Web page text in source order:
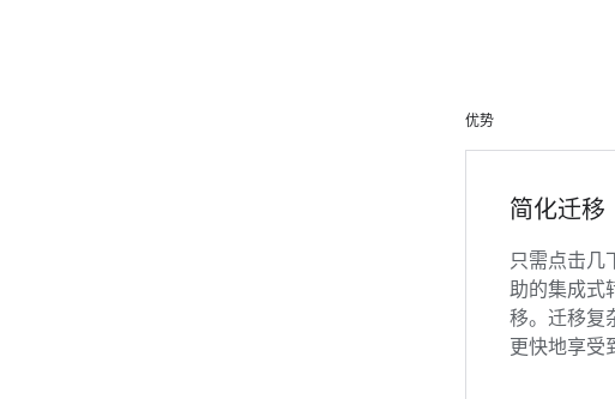
优势
简化迁移
只需点击几
助的集成式
移。迁移复
更快地享受